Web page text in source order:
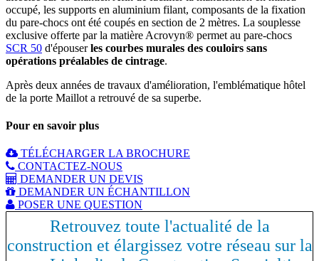
occupé, les supports en aluminium filant, composants de la fixation
du pare-chocs ont été coupés en section de 2 mètres. La souplesse
exclusive offerte par la matière Acrovyn® permet au pare-chocs
SCR 50 d'épouserles courbes murales des couloirs sans
opérations préalables de cintrage.
Après deux années de travaux d'amélioration, l'emblématique hôtel
de la porte Maillot a retrouvé de sa superbe.
Pour en savoir plus
TÉLÉCHARGER LA BROCHURE
CONTACTEZ-NOUS
DEMANDER UN DEVIS
DEMANDER UN ÉCHANTILLON
POSER UNE QUESTION
Retrouvez toute l'actualité de la
construction et élargissez votre réseau sur la